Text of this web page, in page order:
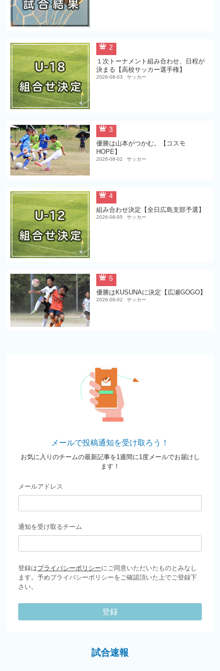
2
１次トーナメント組み合わせ、日程が
決まる【高校サッカー選手権】
2026-08-03 サッカー
3
優勝は山本がつかむ。【コスモ
HOPE】
2026-08-02 サッカー
4
組み合わせ決定【全日広島支部予選】
2026-08-05 サッカー
5
優勝はKUSUNAに決定【広瀬GOGO】
2026-08-02 サッカー
メールで投稿通知を受け取ろう！
お気に入りのチームの最新記事を1週間に1度メールでお届けし
ます！
メールアドレス
通知を受け取るチーム
登録はプライバシーポリシーにご同意いただいたものとみなし
ます。予めプライバシーポリシーをご確認頂いた上でご登録下
さい。
登録
試合速報